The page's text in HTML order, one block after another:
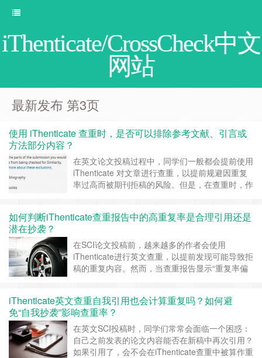
iThenticate/CrossCheck中文
网站
最新发布 第3页
使用 iThenticate 查重时，是否可以排除参考文献、引言或
方法部分内容？
在英文论文投稿过程中，同学们一般都会提前使用
iThenticate 对文章进行查重，以提前规避因重复
率过高而被期刊拒稿的风险。但是，在查重时，作
核心部分”造成重复率偏高？ 一、iThenticate 是否
继续阅读 »
如何判断iThenticate查重报告中的高重复率是合理引用还是
潜在抄袭？
在SCI论文投稿前，越来越多的作者会使用
iThenticate进行英文查重，以提前发现可能导致拒
稿的重复内容。然而，当查重报告显示“重复率偏
大量自己之前发表内容的重复时，更令人担心是否
会被认定为“自我抄袭”。 一、iThenticate如何识别
重复内容？ i……继续阅读 »
iThenticate英文查重自我引用也会计算重复吗？如何避
免“自我抄袭”影响查重率？
在英文SCI投稿时，同学们常常会面临一个困惑：
自己之前发表的论文内容能否在新稿中再次引用？
如果引用了，会不会在iThenticate查重中被算作重